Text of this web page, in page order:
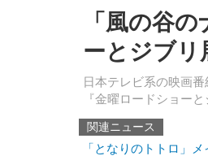
「風の谷
ーとジブリ
日本テレビ系の映画
『金曜ロードショー
関連ニュース
「となりのトトロ」